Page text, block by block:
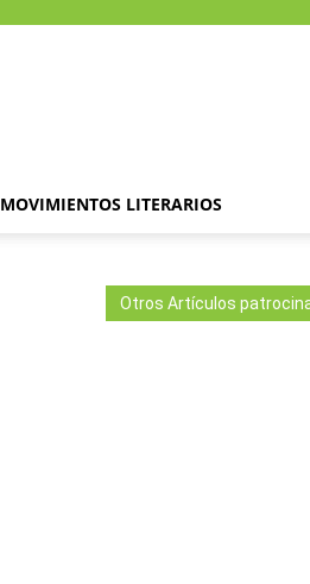
MOVIMIENTOS LITERARIOS
Otros Artículos